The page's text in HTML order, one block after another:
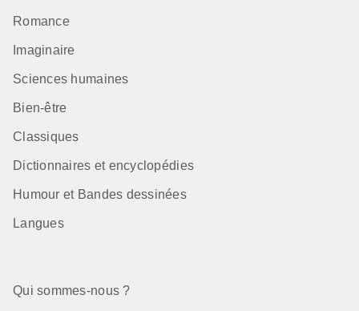
Romance
Imaginaire
Sciences humaines
Bien-être
Classiques
Dictionnaires et encyclopédies
Humour et Bandes dessinées
Langues
Qui sommes-nous ?